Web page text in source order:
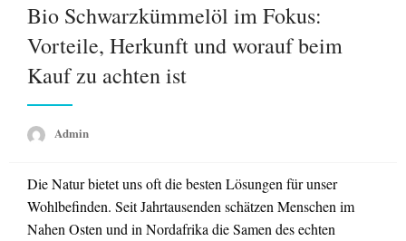
Bio Schwarzkümmelöl im Fokus:
Vorteile, Herkunft und worauf beim
Kauf zu achten ist
Admin
Die Natur bietet uns oft die besten Lösungen für unser
Wohlbefinden. Seit Jahrtausenden schätzen Menschen im
Nahen Osten und in Nordafrika die Samen des echten